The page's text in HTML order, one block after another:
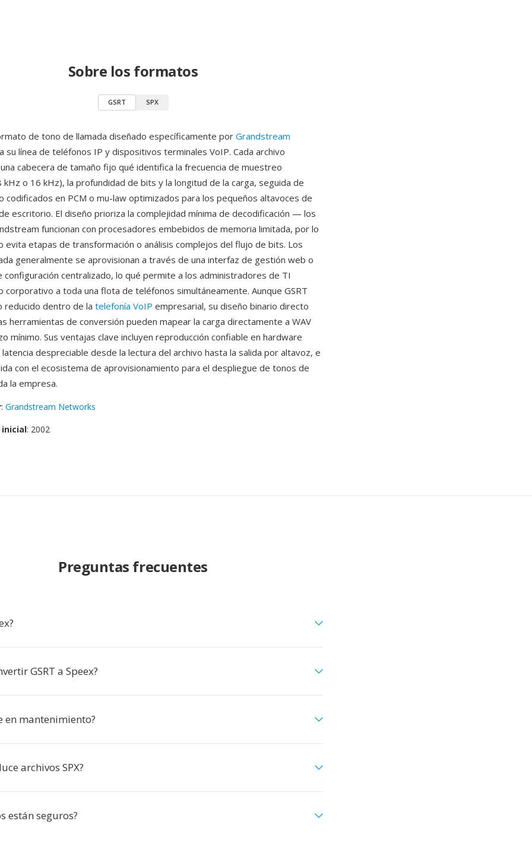
Sobre los formatos
GSRT SPX
de tono de llamada diseñado específicamente por Grandstream
su línea de teléfonos IP y dispositivos terminales VoIP. Cada archivo
cabecera de tamaño fijo qué identifica la frecuencia de muestreo
o 16 kHz), la profundidad de bits y la longitud de la carga, seguida de
codificados en PCM o mu-law optimizados para los pequeños altavoces de
escritorio. El diseño prioriza la complejidad mínima de decodificación — los
funcionan con procesadores embebidos de memoria limitada, por lo
evita etapas de transformación o análisis complejos del flujo de bits. Los
generalmente se aprovisionan a través de una interfaz de gestión web o
configuración centralizado, lo qué permite a los administradores de TI
corporativo a toda una flota de teléfonos simultáneamente. Aunque GSRT
reducido dentro de la telefonía VoIP empresarial, su diseño binario directo
herramientas de conversión pueden mapear la carga directamente a WAV
mínimo. Sus ventajas clave incluyen reproducción confiable en hardware
despreciable desde la lectura del archivo hasta la salida por altavoz, e
con el ecosistema de aprovisionamiento para el despliegue de tonos de
la empresa.
: Grandstream Networks
inicial: 2002
Preguntas frecuentes
GSRT a Speex?
en mantenimiento?
archivos SPX?
están seguros?